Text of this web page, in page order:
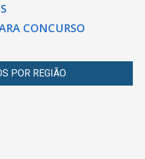
CONCURSO
POR REGIÃO